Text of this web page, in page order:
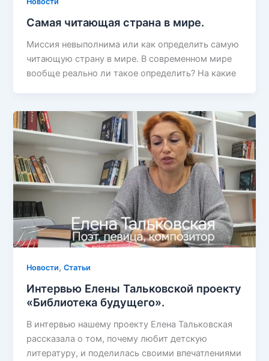
Самая читающая страна в мире.
Миссия невыполнима или как определить самую
читающую страну в мире. В современном мире
вообще реально ли такое определить? На какие
Новости,Статьи
Интервью Елены Тальковской проекту
«Библиотека будущего».
В интервью нашему проекту Елена Тальковская
рассказала о том, почему любит детскую
литературу, и поделилась своими впечатлениями